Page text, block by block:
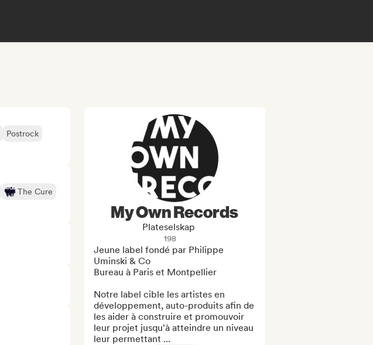
Postrock
The Cure
My Own Records
Plateselskap
198
Jeune label fondé par Philippe
Uminski & Co
Bureau à Paris et Montpellier
Notre label cible les artistes en
développement, auto-produits afin de
les aider à construire et promouvoir
leur projet jusqu'à atteindre un niveau
leur permettant ...